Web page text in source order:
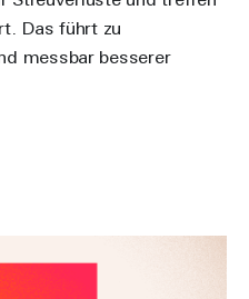
Das führt zu
messbar besserer